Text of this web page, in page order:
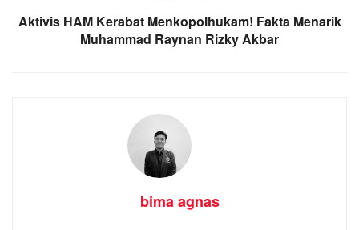
Aktivis HAM Kerabat Menkopolhukam! Fakta Menarik
Muhammad Raynan Rizky Akbar
bima agnas